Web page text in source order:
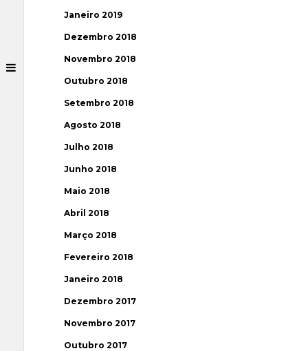
Janeiro 2019
Dezembro 2018
Novembro 2018
Outubro 2018
Setembro 2018
Agosto 2018
Julho 2018
Junho 2018
Maio 2018
Abril 2018
Março 2018
Fevereiro 2018
Janeiro 2018
Dezembro 2017
Novembro 2017
Outubro 2017